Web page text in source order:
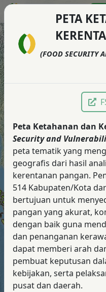
+
+
PETA
(FOOD SECURITY
Peta Ketahanan dan
Security and
peta tematik yang
geografis dari hasil
kerentanan pangan.
514 Kabupaten/Kota
bertujuan untuk
pangan yang akurat,
dengan baik guna
dan penanganan
dapat memberi arah
pembuat keputusan
kebijakan, serta
pusat dan daerah.